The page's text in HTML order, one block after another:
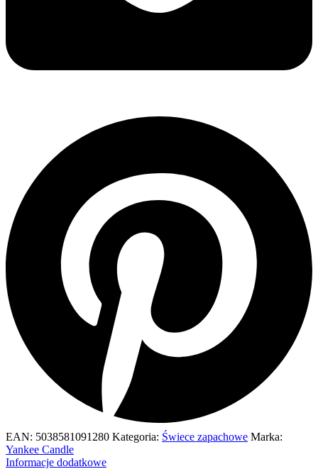
EAN: 5038581091280 Kategoria: Świece zapachowe Marka:
Yankee Candle
Informacje dodatkowe